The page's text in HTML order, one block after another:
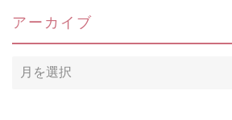
アーカイブ
ア
ー